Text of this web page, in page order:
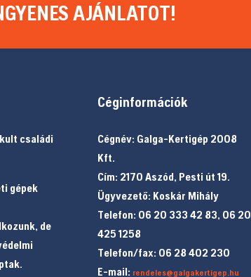
AJÁNLATOT!
családi
gépek
de
Céginformációk
Cégnév: Galga-Kertigép 2008
Kft.
Cím: 2170 Aszód, Pesti út 19.
Ügyvezető: Koskár Mihály
Telefon: 06 20 333 42 83, 06 20
425 1258
Telefon/fax: 06 28 402 230
E-mail: rendeles@galgakertigep.hu